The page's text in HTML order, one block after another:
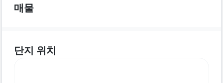
매물
단지 위치